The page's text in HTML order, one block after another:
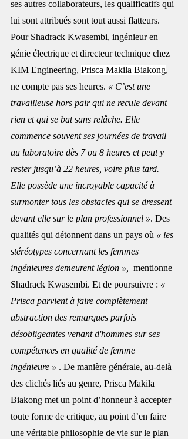
ses autres collaborateurs, les qualificatifs qui
lui sont attribués sont tout aussi flatteurs.
Pour Shadrack Kwasembi, ingénieur en
génie électrique et directeur technique chez
KIM Engineering, Prisca Makila Biakong,
ne compte pas ses heures. « C’est une
travailleuse hors pair qui ne recule devant
rien et qui se bat sans relâche. Elle
commence souvent ses journées de travail
au laboratoire dès 7 ou 8 heures et peut y
rester jusqu’à 22 heures, voire plus tard.
Elle possède une incroyable capacité à
surmonter tous les obstacles qui se dressent
devant elle sur le plan professionnel ». Des
qualités qui détonnent dans un pays où « les
stéréotypes concernant les femmes
ingénieures demeurent légion »,
mentionne
Shadrack Kwasembi. Et de poursuivre : «
Prisca parvient à faire complètement
abstraction des remarques parfois
désobligeantes venant d'hommes sur ses
compétences en qualité de femme
ingénieure » . De manière générale, au-delà
des clichés liés au genre, Prisca Makila
Biakong met un point d’honneur à accepter
toute forme de critique, au point d’en faire
une véritable philosophie de vie sur le plan